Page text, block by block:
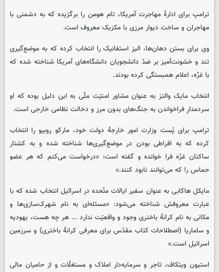
ترامپ برای ادارۀ مهاجرت آمریکا، تام هومن را برگزیده که به دشمنی با
مهاجران و ساخت دیوار مرزی با مکزیک معروف است.
وی برای بستن دهان‌ها، الیز استفانیک را انتخاب کرده که به موضع‌گیری
تند و خشونت‌آمیز بر ضدّ دانشجویان دانشگاه‌های آمریکا شناخته شده که
با غزّه، اعلام همبستگی کرده بودند.
انتخاب مایک والتز به عنوان مشاور امنیّت ملّی به این دلیل بوده که او
سردمدارِ فراخواندن به جنگ‌های بدون مرز و دخالت نظامی خارجی است.
ترامپ برای پُست وزارت امور خارجۀ دولت خود، مارکو روبیو را انتخاب
کرده که به افراطی بودن در موضع‌گیری‌ها شناخته شده و به کشتار
ساکنان غزّه فرا خوانده و گفته است: «درخواست می‌کنم که هر عضو
حماس را که می‌توانند نابود کنند.»
مایکل هاکابی به عنوان سفیر ایالات متّحده در اسرائیل انتخاب شده که با
عبارت معروفش شناخته می‌شود: «مسئله‌ای به نام شهرک‌سازی‌ها و
مکانی به نام کرانۀ باختری وجود و واقعیّت ندارد ... هر چه هست، یهودیه
و ساماریا (اصطلاحات کتاب مقدّس برای معرفی کرانۀ باختری) و سرزمین
اسرائیل است.»
استیون ویتکاف، تاجر و سرمایه‌دار املاک و مستغلّات و از حامیان مالی